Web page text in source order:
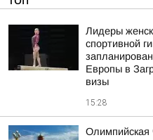
Лидеры
спортивной
Европы в
визы
15:28
Олимпийская